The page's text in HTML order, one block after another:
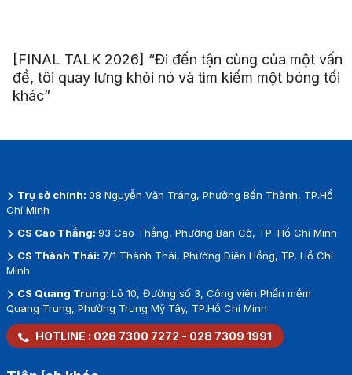
[FINAL TALK 2026] “Đi đến tận cùng của một vấn
đề, tôi quay lưng khỏi nó và tìm kiếm một bóng tối
khác”
Trụ sở chính: 08 Nguyễn Văn Tráng, Phường Bến Thành, TP.Hồ
Chí Minh
CS Cao Thắng: 93 Cao Thắng, Phường Bàn Cờ, TP. Hồ Chí Minh
CS Thành Thái: 7/1 Thành Thái, Phường Diên Hồng, TP. Hồ Chí
Minh
CS Quang Trung: Lô 10, Đường số 3, Công viên Phần mềm
Quang Trung, Phường Trung Mỹ Tây, TP.Hồ Chí Minh
HOTLINE : 028 7300 7272 - 028 7309 1991